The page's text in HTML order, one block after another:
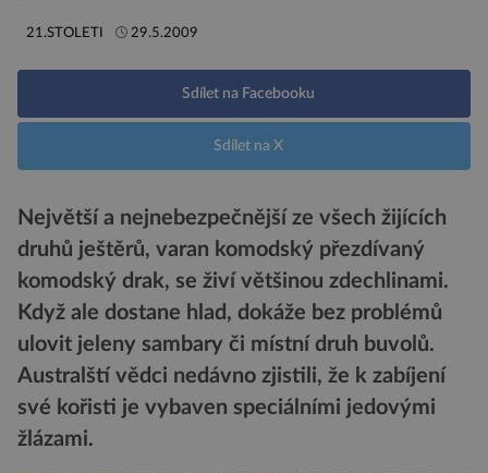
21.STOLETI 29.5.2009
Sdílet na Facebooku
Sdílet na X
Největší a nejnebezpečnější ze všech žijících
druhů ještěrů, varan komodský přezdívaný
komodský drak, se živí většinou zdechlinami.
Když ale dostane hlad, dokáže bez problémů
ulovit jeleny sambary či místní druh buvolů.
Australští vědci nedávno zjistili, že k zabíjení
své kořisti je vybaven speciálními jedovými
žlázami.